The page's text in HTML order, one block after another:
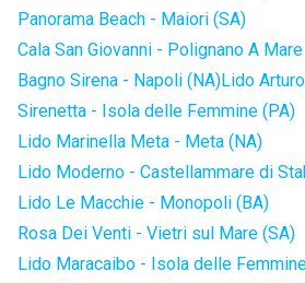
Panorama Beach - Maiori (SA)
Cala San Giovanni - Polignano A
Bagno Sirena - Napoli (NA)Lido
Sirenetta - Isola delle Femmine (PA)
Lido Marinella Meta - Meta (NA)
Lido Moderno - Castellammare di
Lido Le Macchie - Monopoli (BA)
Rosa Dei Venti - Vietri sul Mare (SA)
Lido Maracaibo - Isola delle